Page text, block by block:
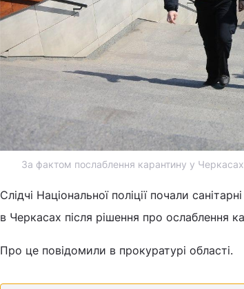
За фактом послаблення карантину у
Слідчі Національної поліції почали
в Черкасах після рішення про ослаблення
Про це повідомили в прокуратурі області.